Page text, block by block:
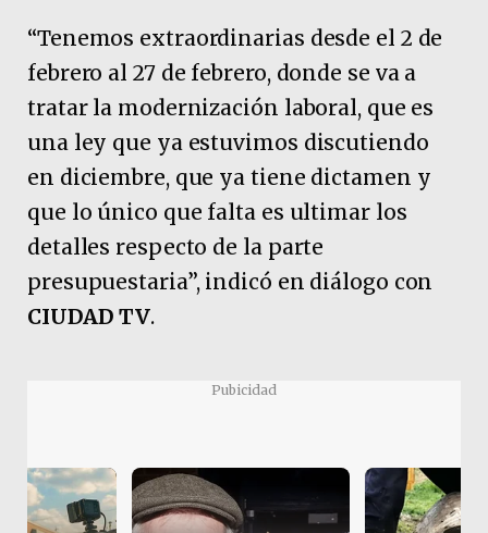
“Tenemos extraordinarias desde el 2 de
febrero al 27 de febrero, donde se va a
tratar la modernización laboral, que es
una ley que ya estuvimos discutiendo
en diciembre, que ya tiene dictamen y
que lo único que falta es ultimar los
detalles respecto de la parte
presupuestaria”, indicó en diálogo con
CIUDAD TV.
Pubicidad